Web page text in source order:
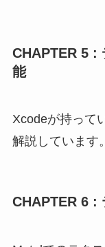
CHAPTER 5 :
能
Xcodeが持って
解説しています。
CHAPTER 6 :